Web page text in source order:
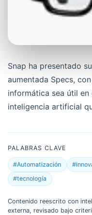
Snap ha presentado
aumentada Specs,
informática sea útil
inteligencia artificial
PALABRAS CLAVE
#Automatización
#tecnología
Contenido reescrito con
externa, revisado bajo